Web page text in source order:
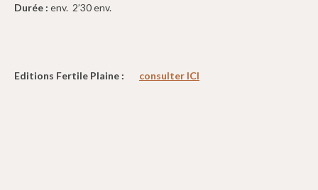
Durée : env. 2’30 env.
Editions Fertile Plaine : consulter ICI